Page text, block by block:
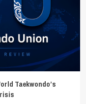
Taekwondo’s